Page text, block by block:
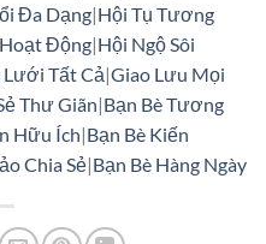
Đa Dạng|Hội Tụ Tương
Động|Hội Ngộ Sôi
Lưới Tất Cả|Giao Lưu Mọi
Thư Giãn|Bạn Bè Tương
Hữu Ích|Bạn Bè Kiến
Chia Sẻ|Bạn Bè Hàng Ngày